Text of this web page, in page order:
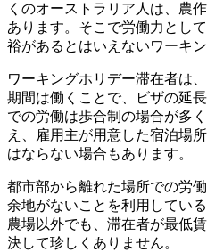
くのオーストラリア人は、農
あります。そこで労働力とし
裕があるとはいえないワーキ
ワーキングホリデー滞在者は
期間は働くことで、ビザの延
での労働は歩合制の場合が多
え、雇用主が用意した宿泊場
はならない場合もあります。
都市部から離れた場所での労
余地がないことを利用してい
農場以外でも、滞在者が最低
決して珍しくありません。